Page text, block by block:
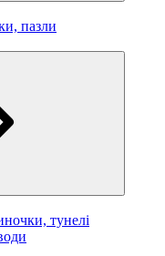
пазли
тунелі